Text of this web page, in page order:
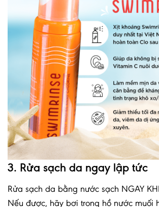
3. Rửa sạch da ngay lập tức
Rửa sạch da bằng nước sạch NGAY
Nếu được, hãy bơi trong hồ nước muối